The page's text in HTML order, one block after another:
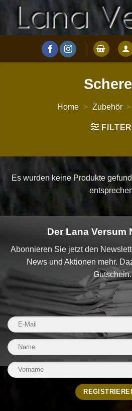
springen
Home > Zubehör >
FILTER
Es wurden keine Produkte
Der Lana Versum
Abonnieren Sie jetzt den
News und Aktionen mehr.
Gutschein.